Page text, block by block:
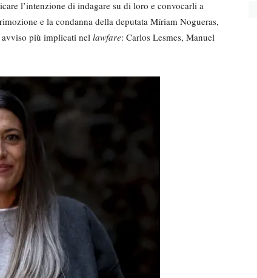
l’intenzione di indagare su di loro e convocarli a
e la condanna della deputata Míriam Nogueras,
più implicati nel lawfare: Carlos Lesmes, Manuel